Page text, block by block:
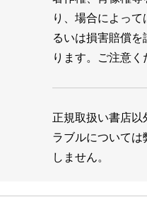
り、場合によっ
るいは損害賠償
ります。ご注意く
正規取扱い書店以
ラブルについては
しません。